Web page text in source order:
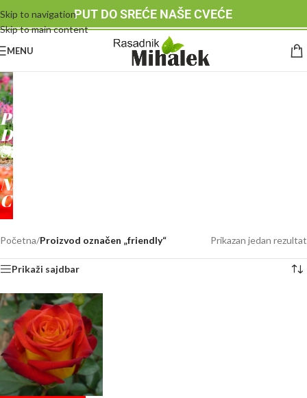
Skip to navigation
Skip to main content
PUT DO SREĆE NAŠE CVEĆE
MENU
RASADNIK
MIHALEK
PUT
DO
SREĆE
-
NAŠE
CVEĆE
Početna/Proizvod označen „friendly“ Prikazan jedan rezultat
Prikaži sajdbar